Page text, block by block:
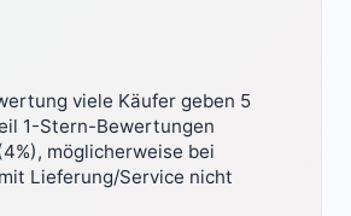
viele Käufer geben 5
1-Stern-Bewertungen
möglicherweise bei
Lieferung/Service nicht